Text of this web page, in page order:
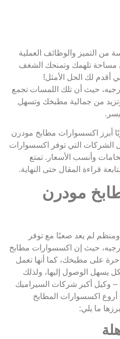
التميز والوظائف العملية
مساحة تلهمك وتمنحك الشغف
أقدم لك الحل الأمثل!
حيث أن تلك اللمسات تجمع
وتزيد من جمالية مطبخك وتسهل
يسر.
أبرز اكسسوارات مطابخ مودرن
الشركات التي توفر اكسسوارات
وأنسب الأسعار. تمتع
قراءة المقال حتى النهاية.
مودرن
لم يعد صعبًا مع توفر
حيث إن اكسسوارات مطابخ
على مطبخك، كما أنها تعمل
يسهل الوصول إليها، ولذلك
أكبر شركات السيراميك
اكسسوارات المطابخ
ما يلي: